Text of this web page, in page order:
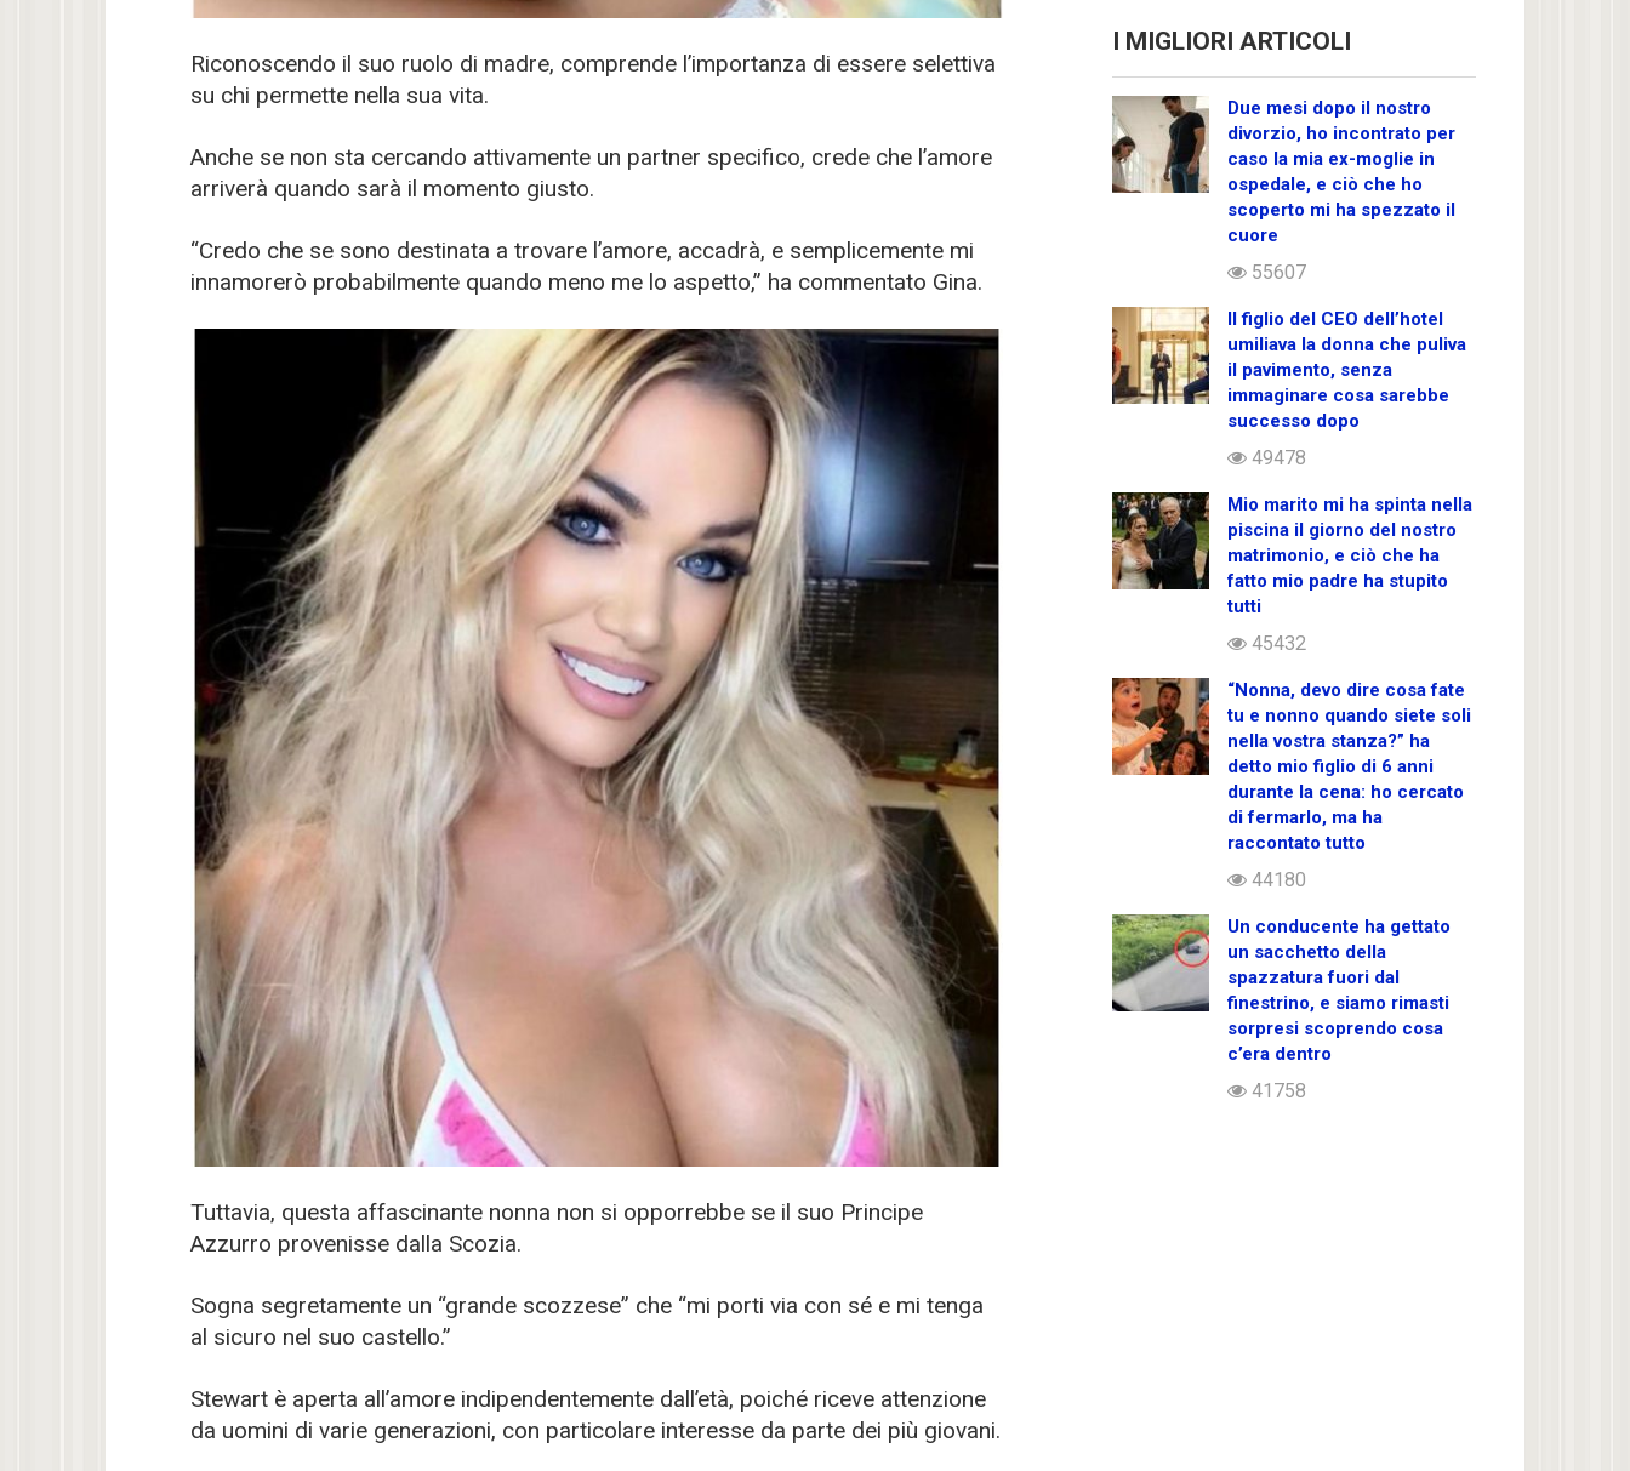
Riconoscendo il suo ruolo di madre, comprende l’importanza di essere selettiva
su chi permette nella sua vita.
Anche se non sta cercando attivamente un partner specifico, crede che l’amore
arriverà quando sarà il momento giusto.
“Credo che se sono destinata a trovare l’amore, accadrà, e semplicemente mi
innamorerò probabilmente quando meno me lo aspetto,” ha commentato Gina.
Tuttavia, questa affascinante nonna non si opporrebbe se il suo Principe
Azzurro provenisse dalla Scozia.
Sogna segretamente un “grande scozzese” che “mi porti via con sé e mi tenga
al sicuro nel suo castello.”
Stewart è aperta all’amore indipendentemente dall’età, poiché riceve attenzione
da uomini di varie generazioni, con particolare interesse da parte dei più giovani.
I MIGLIORI ARTICOLI
Due mesi dopo il nostro
divorzio, ho incontrato per
caso la mia ex-moglie in
ospedale, e ciò che ho
scoperto mi ha spezzato il
cuore
55607
Il figlio del CEO dell’hotel
umiliava la donna che puliva
il pavimento, senza
immaginare cosa sarebbe
successo dopo
49478
Mio marito mi ha spinta nella
piscina il giorno del nostro
matrimonio, e ciò che ha
fatto mio padre ha stupito
tutti
45432
“Nonna, devo dire cosa fate
tu e nonno quando siete soli
nella vostra stanza?” ha
detto mio figlio di 6 anni
durante la cena: ho cercato
di fermarlo, ma ha
raccontato tutto
44180
Un conducente ha gettato
un sacchetto della
spazzatura fuori dal
finestrino, e siamo rimasti
sorpresi scoprendo cosa
c’era dentro
41758